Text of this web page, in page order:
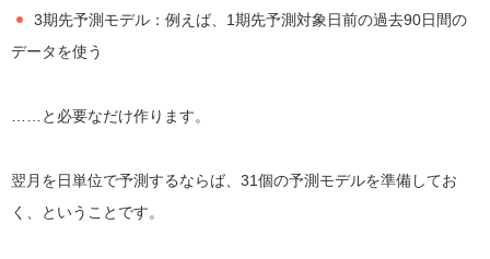
3期先予測モデル：例えば、1期先予測対象日前の過去90日間の
データを使う
……と必要なだけ作ります。
翌月を日単位で予測するならば、31個の予測モデルを準備してお
く、ということです。